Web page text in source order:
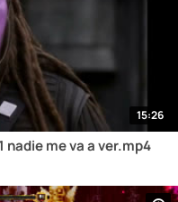
15:26
nadie me va a ver.mp4